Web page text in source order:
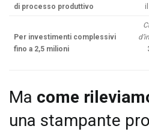
di processo produttivo
Per investimenti complessivi
fino a 2,5 milioni
Ma come
una stampante